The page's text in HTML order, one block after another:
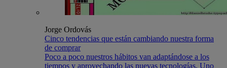
Jorge Ordovás
Cinco tendencias que están cambiando nuestra forma
de comprar
Poco a poco nuestros hábitos van adaptándose a los
tiempos y aprovechando las nuevas tecnologías. Uno